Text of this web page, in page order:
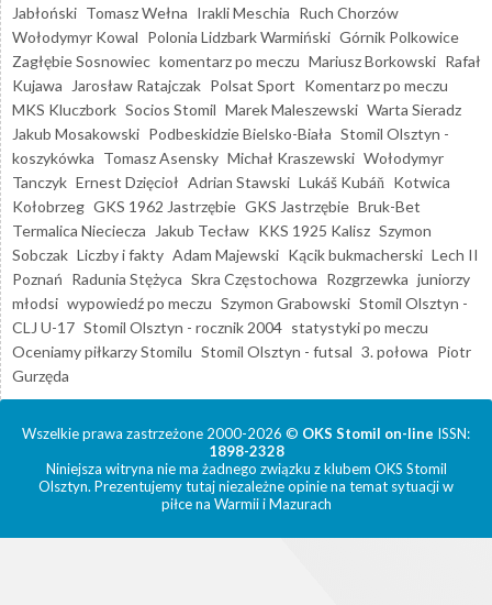
Jabłoński Tomasz Wełna Irakli Meschia Ruch Chorzów
Wołodymyr Kowal Polonia Lidzbark Warmiński Górnik Polkowice
Zagłębie Sosnowiec komentarz po meczu Mariusz Borkowski Rafał
Kujawa
Jarosław Ratajczak Polsat Sport Komentarz po meczu
MKS Kluczbork Socios Stomil Marek Maleszewski Warta Sieradz
Jakub Mosakowski Podbeskidzie Bielsko-Biała Stomil Olsztyn -
koszykówka Tomasz Asensky Michał Kraszewski Wołodymyr
Tanczyk Ernest Dzięcioł Adrian Stawski Lukáš Kubáň Kotwica
Kołobrzeg GKS 1962 Jastrzębie GKS Jastrzębie Bruk-Bet
Termalica Nieciecza
Jakub Tecław KKS 1925 Kalisz Szymon
Sobczak Liczby i fakty Adam Majewski Kącik bukmacherski Lech II
Poznań Radunia Stężyca Skra Częstochowa Rozgrzewka juniorzy
młodsi wypowiedź po meczu Szymon Grabowski Stomil Olsztyn -
CLJ U-17 Stomil Olsztyn - rocznik 2004 statystyki po meczu
Oceniamy piłkarzy Stomilu Stomil Olsztyn - futsal 3. połowa Piotr
Gurzęda
Wszelkie prawa zastrzeżone 2000-2026 © OKS Stomil on-line ISSN:
1898-2328
Niniejsza witryna nie ma żadnego związku z klubem OKS Stomil
Olsztyn. Prezentujemy tutaj niezależne opinie na temat sytuacji w
piłce na Warmii i Mazurach